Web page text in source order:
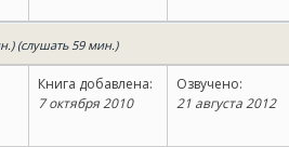
(слушать 59 мин.)
Книга добавлена:
7 октября 2010
Озвучено:
21 августа 2012